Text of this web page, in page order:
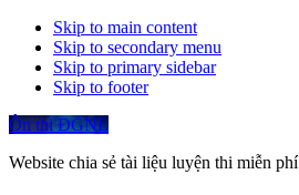
Skip to main content
Skip to secondary menu
Skip to primary sidebar
Skip to footer
Ôn thi ĐGNL
Website chia sẻ tài liệu luyện thi miễn phí